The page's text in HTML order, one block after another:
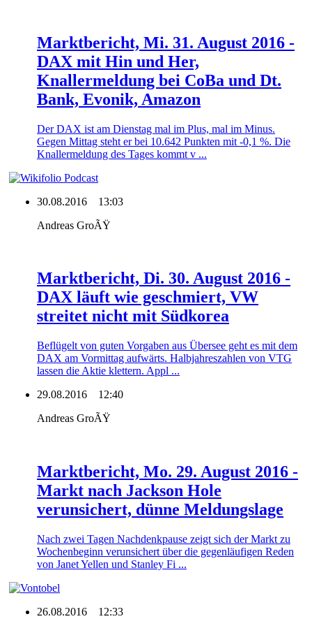
Marktbericht, Mi. 31. August 2016 -
DAX mit Hin und Her,
Knallermeldung bei CoBa und Dt.
Bank, Evonik, Amazon
Der DAX ist am Dienstag mal im Plus, mal im Minus.
Gegen Mittag steht er bei 10.642 Punkten mit -0,1 %. Die
Knallermeldung des Tages kommt v ...
30.08.2016
13:03
Andreas GroÃŸ
Marktbericht, Di. 30. August 2016 -
DAX läuft wie geschmiert, VW
streitet nicht mit Südkorea
Beflügelt von guten Vorgaben aus Übersee geht es mit dem
DAX am Vormittag aufwärts. Halbjahreszahlen von VTG
lassen die Aktie klettern. Appl ...
29.08.2016
12:40
Andreas GroÃŸ
Marktbericht, Mo. 29. August 2016 -
Markt nach Jackson Hole
verunsichert, dünne Meldungslage
Nach zwei Tagen Nachdenkpause zeigt sich der Markt zu
Wochenbeginn verunsichert über die gegenläufigen Reden
von Janet Yellen und Stanley Fi ...
26.08.2016
12:33